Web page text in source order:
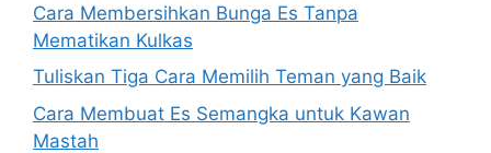
Cara Membersihkan Bunga Es Tanpa
Mematikan Kulkas
Tuliskan Tiga Cara Memilih Teman yang Baik
Cara Membuat Es Semangka untuk Kawan
Mastah